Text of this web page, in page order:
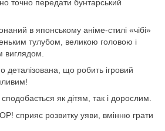
точно передати бунтарський
в японському аніме-стилі «чібі»
тулубом, великою головою і
виглядом.
деталізована, що робить ігровий
як дітям, так і дорослим.
сприяє розвитку уяви, вмінню грати